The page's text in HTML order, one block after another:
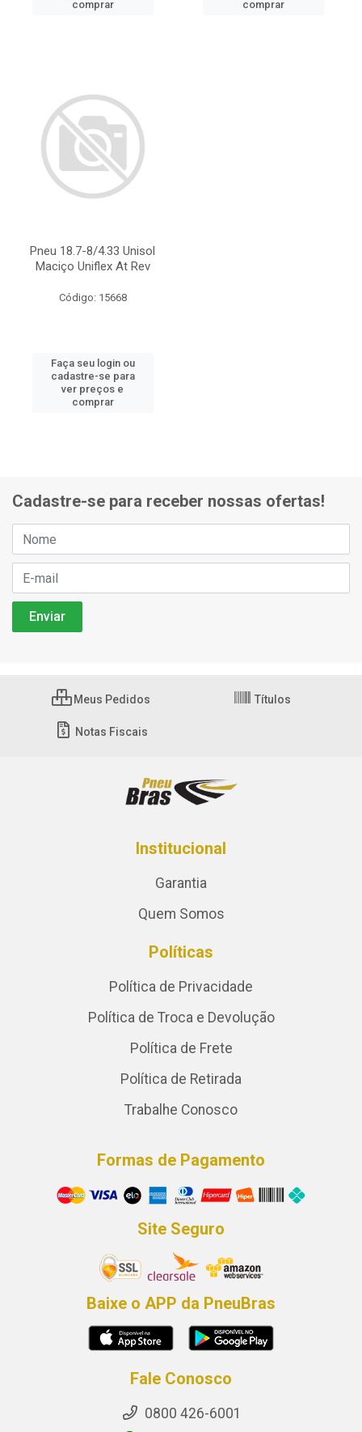
comprar
comprar
Pneu 18.7-8/4.33 Unisol
Maciço Uniflex At Rev
Código: 15668
Faça seu login ou
cadastre-se para
ver preços e
comprar
Cadastre-se para receber nossas ofertas!
Meus Pedidos Títulos
Notas Fiscais
Institucional
Garantia
Quem Somos
Políticas
Política de Privacidade
Política de Troca e Devolução
Política de Frete
Política de Retirada
Trabalhe Conosco
Formas de Pagamento
Site Seguro
Baixe o APP da PneuBras
Fale Conosco
0800 426-6001